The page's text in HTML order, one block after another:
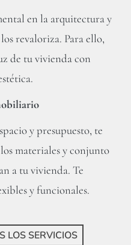
en la arquitectura y
revaloriza. Para ello,
de tu vivienda con
y presupuesto, te
materiales y conjunto
a tu vivienda. Te
y funcionales.
LOS SERVICIOS